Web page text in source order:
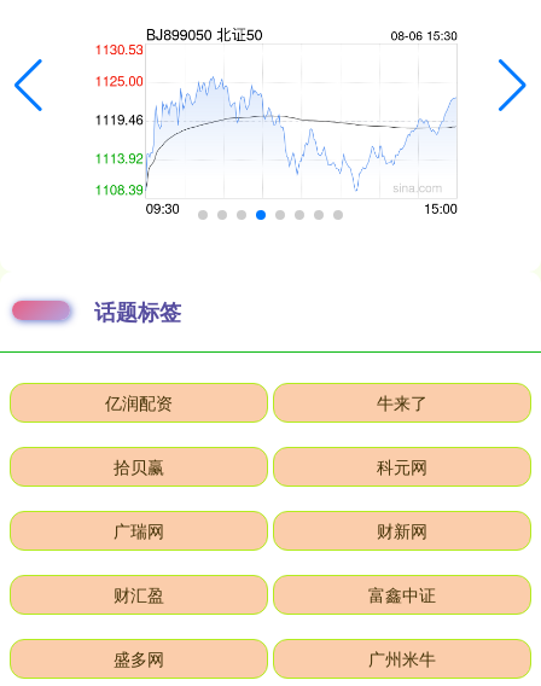
话题标签
亿润配资 牛来了
拾贝赢 科元网
广瑞网 财新网
财汇盈 富鑫中证
盛多网 广州米牛